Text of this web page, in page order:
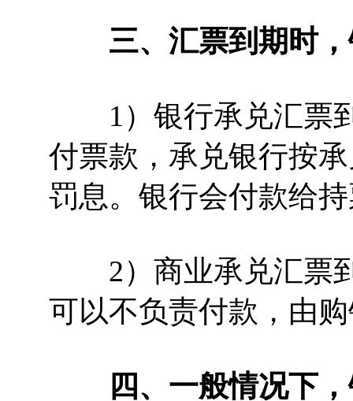
三、汇票到期时，
1）银行承兑汇票到
付票款，承兑银行按
罚息。银行会付款给
2）商业承兑汇票到
可以不负责付款，由
四、一般情况下，